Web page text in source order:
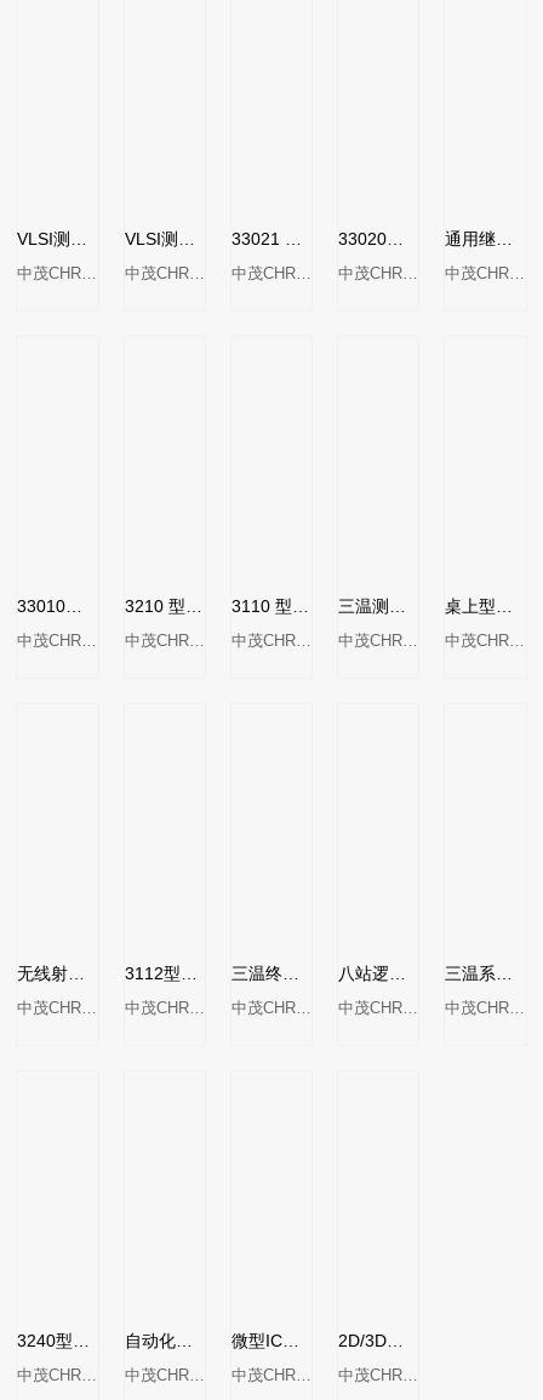
VLSI测试系统MODEL 3380D
中茂CHROMA
VLSI测试系统MODEL 3380
中茂CHROMA
33021 型高压设备电源
中茂CHROMA
33020型可编程设备电源
中茂CHROMA
通用继电器驱动器控制模块33011
中茂CHROMA
33010型可编程高速PXIE数字IO卡
中茂CHROMA
3210 型单点测试处理器
中茂CHROMA
3110 型混合单点测试处理器
中茂CHROMA
三温测试分类机MODEL 3110-FT
中茂CHROMA
桌上型单站测试分类机MODEL 3111
中茂CHROMA
无线射频分类机MODEL 3240-Q
中茂CHROMA
3112型芯片测试处理器
中茂CHROMA
三温终端测试分类机3160-C
中茂CHROMA
八站逻辑测试分类机MODEL 3180
中茂CHROMA
三温系统板测试分类机MODEL 3260C
中茂CHROMA
3240型自动系统功能测试仪
中茂CHROMA
自动化系统功能测试机MODEL 3260
中茂CHROMA
微型IC测试分类机Model3270
中茂CHROMA
2D/3D晶圆计量系统7980型
中茂CHROMA